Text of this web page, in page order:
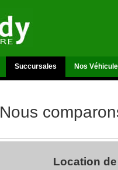
Succursales Nos
Nous
Location